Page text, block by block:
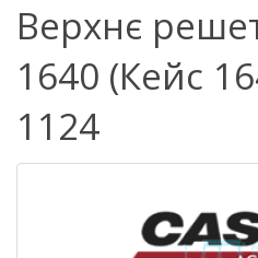
Верхнє
1640 (Кейс
1124